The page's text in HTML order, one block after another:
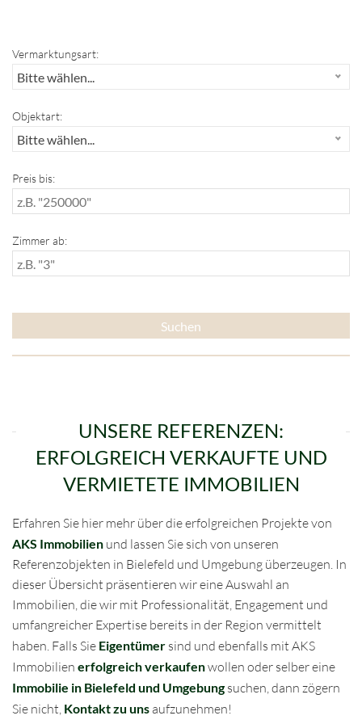
Vermarktungsart:
Bitte wählen...
Objektart:
Bitte wählen...
Preis bis:
Zimmer ab:
UNSERE REFERENZEN:
ERFOLGREICH VERKAUFTE UND
VERMIETETE IMMOBILIEN
Erfahren Sie hier mehr über die erfolgreichen Projekte von
AKS Immobilien und lassen Sie sich von unseren
Referenzobjekten in Bielefeld und Umgebung überzeugen. In
dieser Übersicht präsentieren wir eine Auswahl an
Immobilien, die wir mit Professionalität, Engagement und
umfangreicher Expertise bereits in der Region vermittelt
haben. Falls Sie Eigentümer sind und ebenfalls mit AKS
Immobilien erfolgreich verkaufenwollen oder selber eine
Immobilie in Bielefeld und Umgebungsuchen, dann zögern
Sie nicht, Kontakt zu uns aufzunehmen!